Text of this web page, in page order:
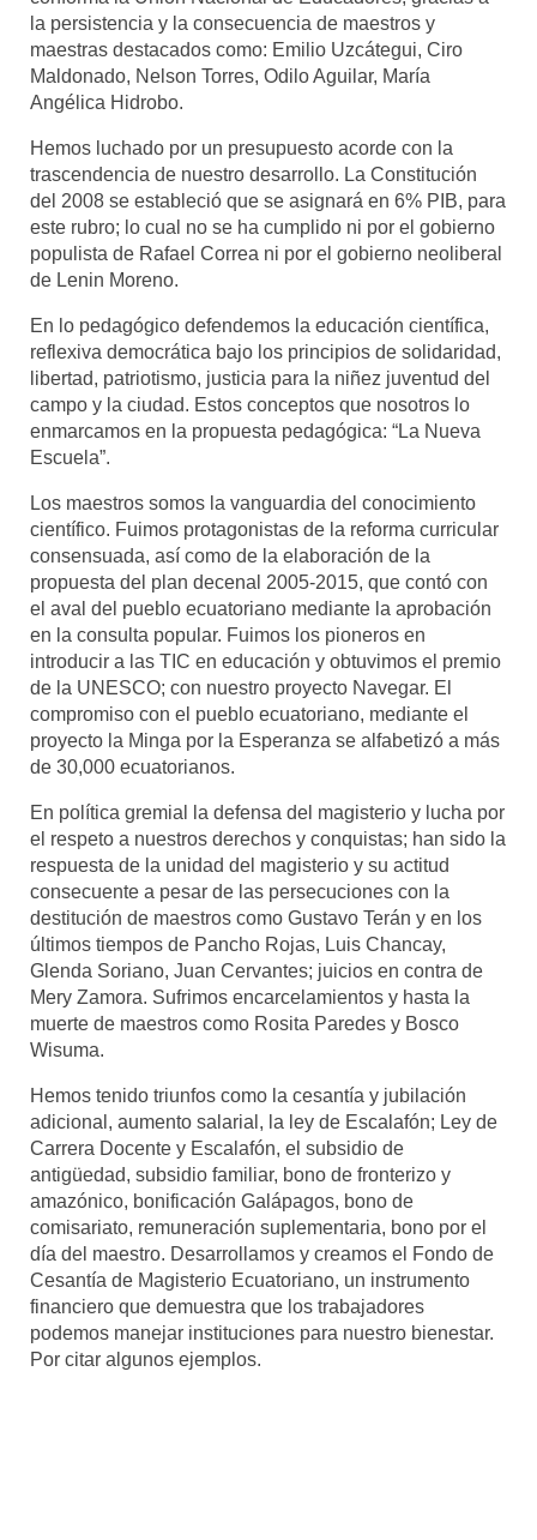
la persistencia y la consecuencia de maestros y
maestras destacados como: Emilio Uzcátegui, Ciro
Maldonado, Nelson Torres, Odilo Aguilar, María
Angélica Hidrobo.
Hemos luchado por un presupuesto acorde con la
trascendencia de nuestro desarrollo. La Constitución
del 2008 se estableció que se asignará en 6% PIB, para
este rubro; lo cual no se ha cumplido ni por el gobierno
populista de Rafael Correa ni por el gobierno neoliberal
de Lenin Moreno.
En lo pedagógico defendemos la educación científica,
reflexiva democrática bajo los principios de solidaridad,
libertad, patriotismo, justicia para la niñez juventud del
campo y la ciudad. Estos conceptos que nosotros lo
enmarcamos en la propuesta pedagógica: “La Nueva
Escuela”.
Los maestros somos la vanguardia del conocimiento
científico. Fuimos protagonistas de la reforma curricular
consensuada, así como de la elaboración de la
propuesta del plan decenal 2005-2015, que contó con
el aval del pueblo ecuatoriano mediante la aprobación
en la consulta popular. Fuimos los pioneros en
introducir a las TIC en educación y obtuvimos el premio
de la UNESCO; con nuestro proyecto Navegar. El
compromiso con el pueblo ecuatoriano, mediante el
proyecto la Minga por la Esperanza se alfabetizó a más
de 30,000 ecuatorianos.
En política gremial la defensa del magisterio y lucha por
el respeto a nuestros derechos y conquistas; han sido la
respuesta de la unidad del magisterio y su actitud
consecuente a pesar de las persecuciones con la
destitución de maestros como Gustavo Terán y en los
últimos tiempos de Pancho Rojas, Luis Chancay,
Glenda Soriano, Juan Cervantes; juicios en contra de
Mery Zamora. Sufrimos encarcelamientos y hasta la
muerte de maestros como Rosita Paredes y Bosco
Wisuma.
Hemos tenido triunfos como la cesantía y jubilación
adicional, aumento salarial, la ley de Escalafón; Ley de
Carrera Docente y Escalafón, el subsidio de
antigüedad, subsidio familiar, bono de fronterizo y
amazónico, bonificación Galápagos, bono de
comisariato, remuneración suplementaria, bono por el
día del maestro. Desarrollamos y creamos el Fondo de
Cesantía de Magisterio Ecuatoriano, un instrumento
financiero que demuestra que los trabajadores
podemos manejar instituciones para nuestro bienestar.
Por citar algunos ejemplos.